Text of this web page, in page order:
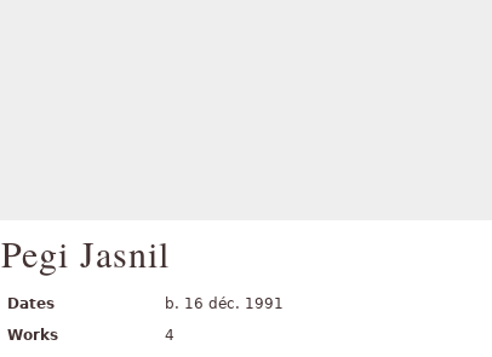
Pegi Jasnil
Dates
b. 16 déc. 1991
Works
4